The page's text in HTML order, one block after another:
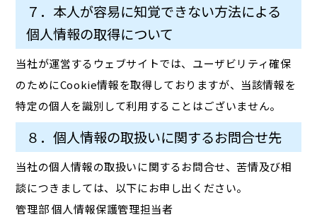
７．本人が容易に知覚できない方法による
個人情報の取得について
当社が運営するウェブサイトでは、ユーザビリティ確保
のためにCookie情報を取得しておりますが、当該情報を
特定の個人を識別して利用することはございません。
８．個人情報の取扱いに関するお問合せ先
当社の個人情報の取扱いに関するお問合せ、苦情及び相
談につきましては、以下にお申し出ください。
管理部 個人情報保護管理担当者